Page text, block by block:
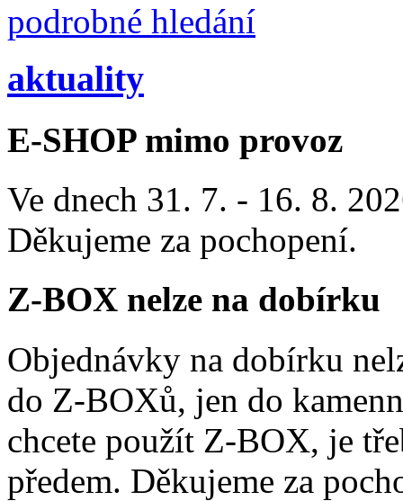
podrobné hledání
aktuality
E-SHOP mimo provoz
Ve dnech 31. 7. - 16. 8.
Děkujeme za pochopení.
Z-BOX nelze na dobírku
Objednávky na dobírku
do Z-BOXů, jen do
chcete použít Z-BOX, je
předem. Děkujeme za